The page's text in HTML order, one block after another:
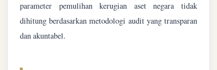
parameter pemulihan kerugian aset negara tidak
dihitung berdasarkan metodologi audit yang transparan
dan akuntabel.